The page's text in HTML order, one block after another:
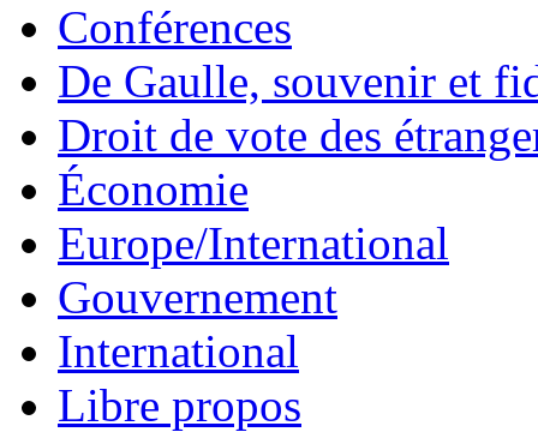
Conférences
De Gaulle, souvenir et
Droit de vote des
Économie
Europe/International
Gouvernement
International
Libre propos